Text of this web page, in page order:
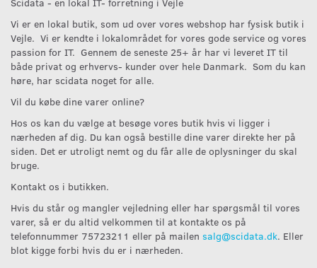
Vi er en lokal butik, som ud over vores webshop har fysisk butik i
Vejle. Vi er kendte i lokalområdet for vores gode service og vores
passion for IT. Gennem de seneste 25+ år har vi leveret IT til
både privat og erhvervs- kunder over hele Danmark. Som du kan
høre, har scidata noget for alle.
Vil du købe dine varer online?
Hos os kan du vælge at besøge vores butik hvis vi ligger i
nærheden af dig. Du kan også bestille dine varer direkte her på
siden. Det er utroligt nemt og du får alle de oplysninger du skal
bruge.
Kontakt os i butikken.
Hvis du står og mangler vejledning eller har spørgsmål til vores
varer, så er du altid velkommen til at kontakte os på
telefonnummer 75723211 eller på mailen salg@scidata.dk. Eller
blot kigge forbi hvis du er i nærheden.